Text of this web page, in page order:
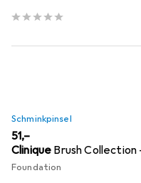
Schminkpinsel
EUR
51,–
Clinique Brush
Foundation